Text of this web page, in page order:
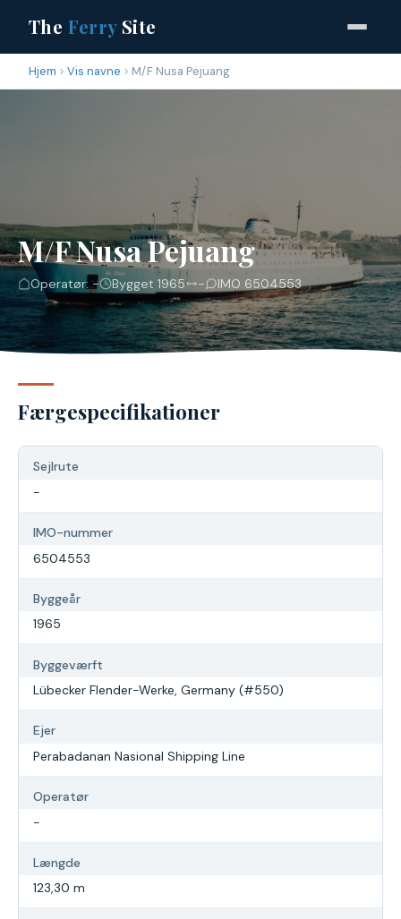
The FerrySite
Hjem Vis navne M/F Nusa Pejuang
M/F Nusa Pejuang
Operatør: - Bygget 1965 - IMO 6504553
Færgespecifikationer
Sejlrute
-
IMO-nummer
6504553
Byggeår
1965
Byggeværft
Lübecker Flender-Werke, Germany (#550)
Ejer
Perabadanan Nasional Shipping Line
Operatør
-
Længde
123,30 m